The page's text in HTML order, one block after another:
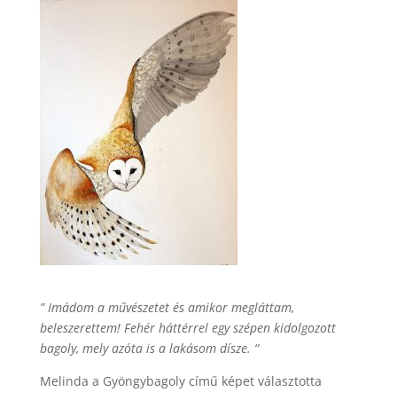
” Imádom a művészetet és amikor megláttam,
beleszerettem! Fehér háttérrel egy szépen kidolgozott
bagoly, mely azóta is a lakásom dísze. “
Melinda a Gyöngybagoly című képet választotta